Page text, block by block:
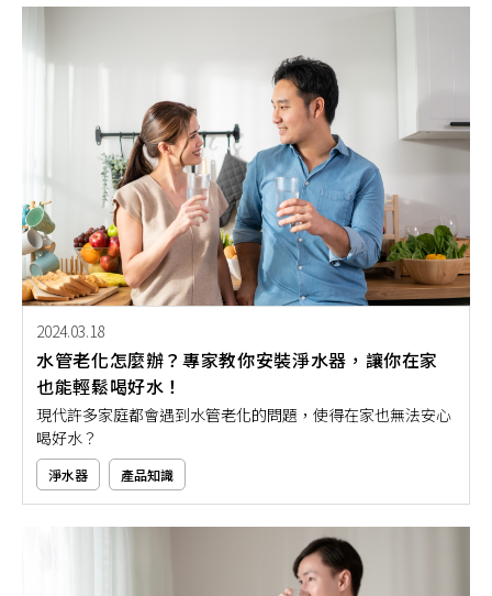
手廚下型飲水機的話，不妨就從本文推薦選購起吧！
2024.03.18
水管老化怎麼辦？專家教你安裝淨水器，讓你在家
也能輕鬆喝好水！
現代許多家庭都會遇到水管老化的問題，使得在家也無法安心
喝好水？
淨水器 產品知識